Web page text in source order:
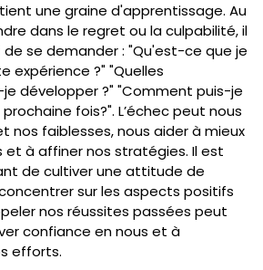
une graine d'apprentissage. Au
dans le regret ou la culpabilité, il
se demander : "Qu'est-ce que je
expérience ?" "Quelles
développer ?" "Comment puis-je
fois?". L’échec peut nous
nos faiblesses, nous aider à mieux
et à affiner nos stratégies. Il est
de cultiver une attitude de
sur les aspects positifs
nos réussites passées peut
confiance en nous et à
efforts.